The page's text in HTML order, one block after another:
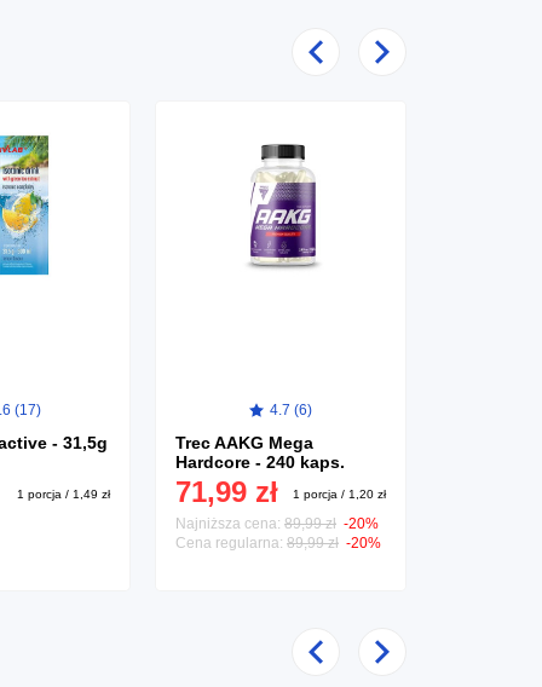
PoprzedniNastępny
(17)
- 31,5g
1 porcja / 1,49 zł
4.7 (6)
Trec AAKG Mega
Hardcore - 240 kaps.
71,99 zł 1 porcja / 1,20 zł
Najniższa cena: 89,99 zł -20%
Cena regularna: 89,99 zł -20%
PoprzedniNastępny